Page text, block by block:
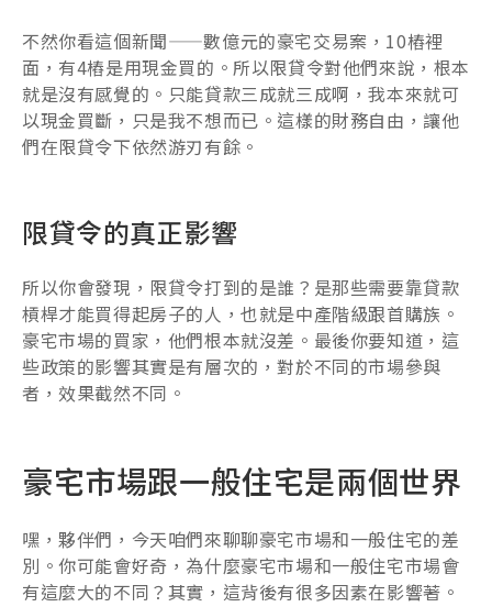
不然你看這個新聞——數億元的豪宅交易案，10樁裡
面，有4樁是用現金買的。所以限貸令對他們來說，根本
就是沒有感覺的。只能貸款三成就三成啊，我本來就可
以現金買斷，只是我不想而已。這樣的財務自由，讓他
們在限貸令下依然游刃有餘。
限貸令的真正影響
所以你會發現，限貸令打到的是誰？是那些需要靠貸款
槓桿才能買得起房子的人，也就是中產階級跟首購族。
豪宅市場的買家，他們根本就沒差。最後你要知道，這
些政策的影響其實是有層次的，對於不同的市場參與
者，效果截然不同。
豪宅市場跟一般住宅是兩個世界
嘿，夥伴們，今天咱們來聊聊豪宅市場和一般住宅的差
別。你可能會好奇，為什麼豪宅市場和一般住宅市場會
有這麼大的不同？其實，這背後有很多因素在影響著。